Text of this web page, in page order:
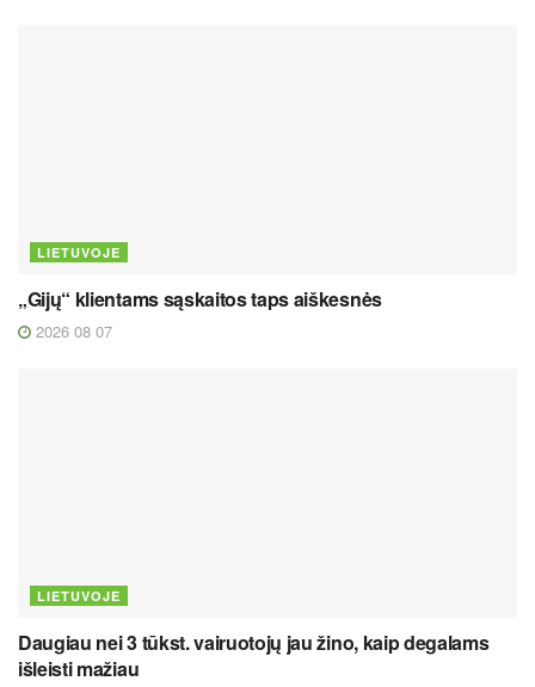
LIETUVOJE
„Gijų“ klientams sąskaitos taps aiškesnės
2026 08 07
LIETUVOJE
Daugiau nei 3 tūkst. vairuotojų jau žino, kaip degalams
išleisti mažiau